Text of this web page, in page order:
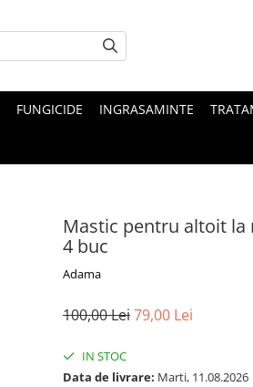
FUNGICIDE INGRASAMINTE
Mastic pentru altoit la
4 buc
Adama
100,00 Lei79,00 Lei
IN STOC
Data de livrare: Marti, 11.08.2026